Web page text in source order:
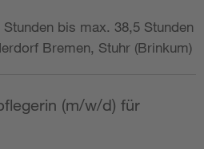
bis max. 38,5 Stunden
Bremen, Stuhr (Brinkum)
(m/w/d) für